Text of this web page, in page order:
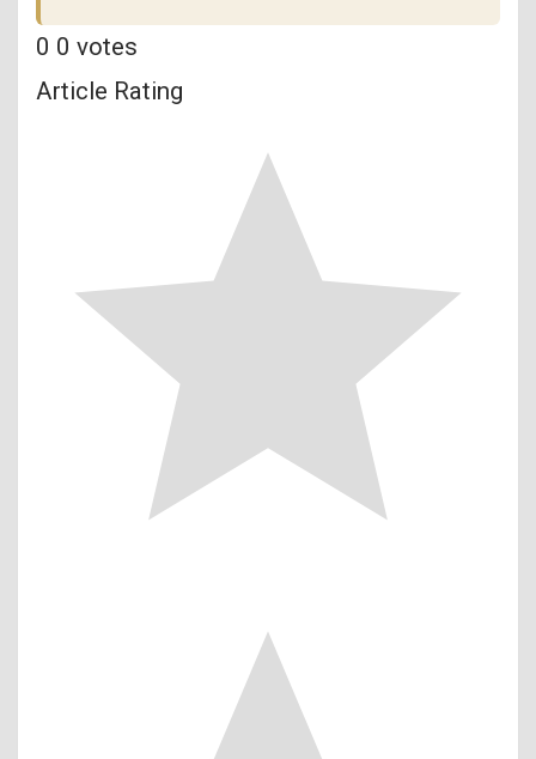
0 0 votes
Article Rating